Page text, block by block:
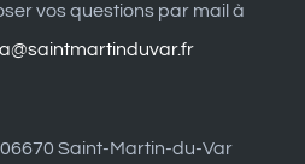
vos questions par mail à
Saint-Martin-du-Var